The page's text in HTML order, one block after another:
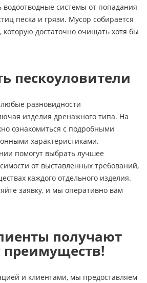
водоотводные системы от попадания
песка и грязи. Мусор собирается
которую достаточно очищать хотя бы
пескоуловители
разновидности
изделия дренажного типа. На
ознакомиться с подробными
характеристиками.
помогут выбрать лучшее
от выставленных требований,
каждого отдельного изделия.
заявку, и мы оперативно вам
получают
преимуществ!
и клиентами, мы предоставляем